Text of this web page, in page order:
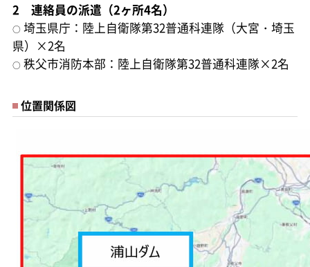
2 連絡員の派遣（2ヶ所4名）
○埼玉県庁：陸上自衛隊第32普通科連隊（大宮・埼玉
県）×2名
○秩父市消防本部：陸上自衛隊第32普通科連隊×2名
位置関係図